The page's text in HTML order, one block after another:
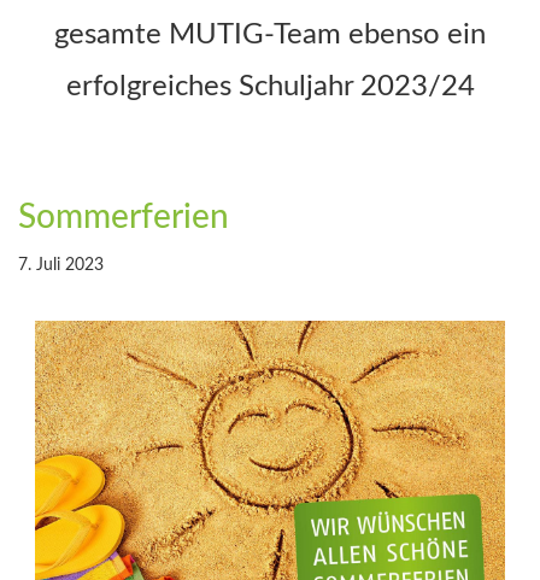
gesamte MUTIG-Team ebenso ein
erfolgreiches Schuljahr 2023/24
Sommerferien
7. Juli 2023